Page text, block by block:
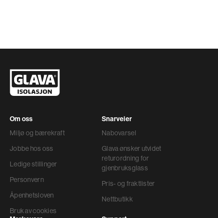
Om oss
Miljø og bærekraft
Jobbe hos oss
Ledige stillinger
Personvern
Åpenhetsloven
Bruk av cookies
Snarveier
Nabovarsel
Glava ønsker utvidet
returordning for
gjenbruksglass
Pris- og fraktlister
Nettbutikk